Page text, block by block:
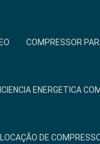
COMPRESSOR
ENERGETICA
DE